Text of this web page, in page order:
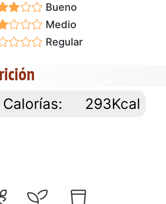
Bueno
Medio
Regular
Calorías: 293Kcal